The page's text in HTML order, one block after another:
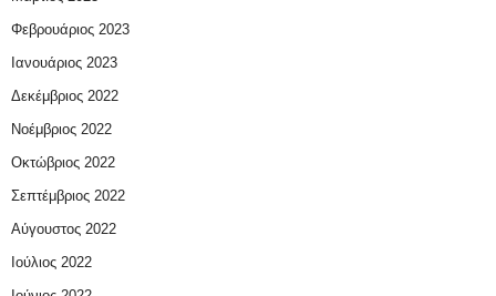
Φεβρουάριος 2023
Ιανουάριος 2023
Δεκέμβριος 2022
Νοέμβριος 2022
Οκτώβριος 2022
Σεπτέμβριος 2022
Αύγουστος 2022
Ιούλιος 2022